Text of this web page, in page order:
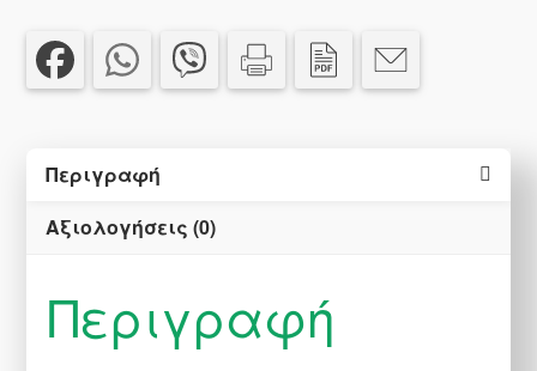
40
ποσότητα
Περιγραφή
Αξιολογήσεις (0)
Περιγραφή